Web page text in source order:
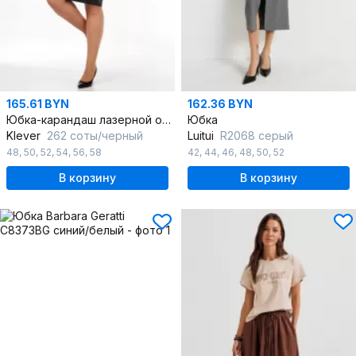
165.61 BYN
Юбка-карандаш лазерной обработкой и шлицей
Klever 262 соты/черный
48, 50, 52, 54, 56, 58
В корзину
162.36 BYN
Юбка
Luitui R2068 серый
42, 44, 46, 48, 50, 52
В корзину